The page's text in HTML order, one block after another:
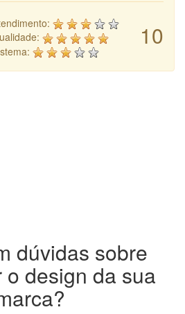
10
dúvidas sobre
o design da sua